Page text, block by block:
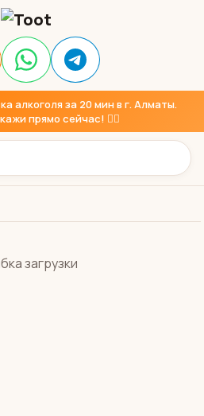
алкоголя за 20 мин в г. Алматы.
прямо сейчас! 👇🏼
загрузки